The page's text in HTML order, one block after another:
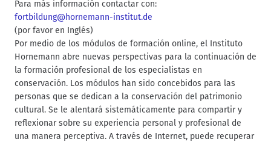
Para más información contactar con:
fortbildung@hornemann-institut.de
(por favor en Inglés)
Por medio de los módulos de formación online, el Instituto
Hornemann abre nuevas perspectivas para la continuación de
la formación profesional de los especialistas en
conservación. Los módulos han sido concebidos para las
personas que se dedican a la conservación del patrimonio
cultural. Se le alentará sistemáticamente para compartir y
reflexionar sobre su experiencia personal y profesional de
una manera perceptiva. A través de Internet, puede recuperar